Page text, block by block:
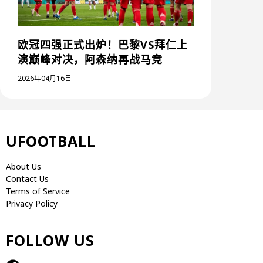
欧冠四强正式出炉！巴黎VS拜仁上
演巅峰对决，阿森纳再战马竞
2026年04月16日
UFOOTBALL
About Us
Contact Us
Terms of Service
Privacy Policy
FOLLOW US